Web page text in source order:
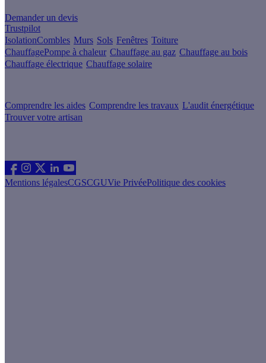
Demander un devis
Trustpilot
IsolationCombles Murs Sols Fenêtres Toiture
ChauffagePompe à chaleur Chauffage au gaz Chauffage au bois
Chauffage électrique Chauffage solaire
Comprendre les aides Comprendre les travaux L'audit énergétique
Trouver votre artisan
Mentions légalesCGSCGUVie PrivéePolitique des cookies